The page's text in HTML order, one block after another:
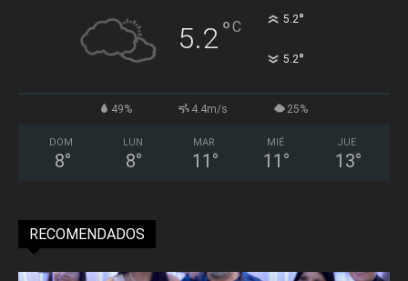
5.2°C 5.2°
5.2°
49% 4.4m/s 25%
DOM
8°
LUN
8°
MAR
11 °
MIÉ
11 °
JUE
13°
RECOMENDADOS